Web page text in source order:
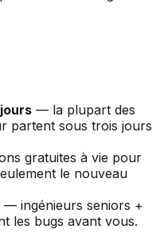
— la plupart des
partent sous trois jours
gratuites à vie pour
le nouveau
— ingénieurs seniors +
les bugs avant vous.